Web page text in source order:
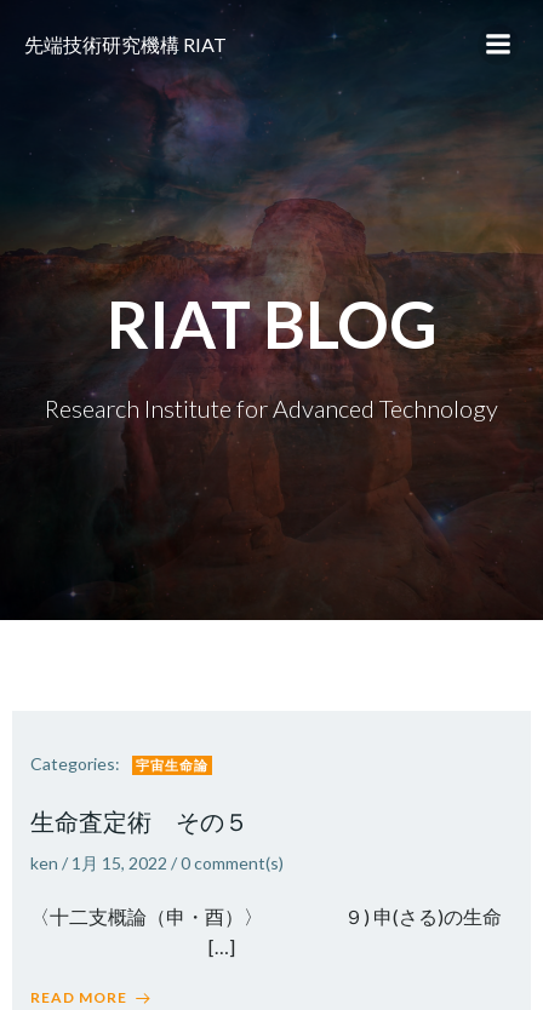
ス
キ
ッ
プ
先端技術研究機構 RIAT
RIAT BLOG
Research Institute for Advanced Technology
Categories: 宇宙生命論
生命査定術 その５
ken / 1月 15, 2022 /0comment(s)
〈十二支概論（申・酉）〉 ９) 申(さる)の生命
[…]
READ MORE